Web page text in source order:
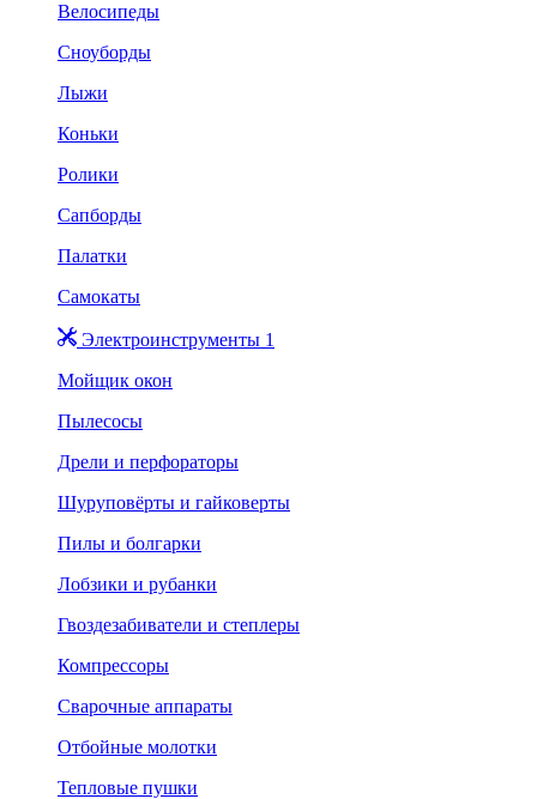
Велосипеды
Сноуборды
Лыжи
Коньки
Ролики
Сапборды
Палатки
Самокаты
Электроинструменты 1
Мойщик окон
Пылесосы
Дрели и перфораторы
Шуруповёрты и гайковерты
Пилы и болгарки
Лобзики и рубанки
Гвоздезабиватели и степлеры
Компрессоры
Сварочные аппараты
Отбойные молотки
Тепловые пушки